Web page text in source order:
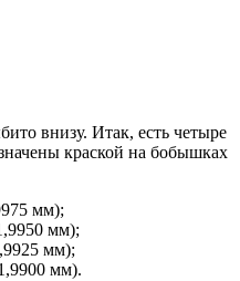
внизу. Итак, есть четыре
краской на бобышках
мм);
мм);
мм);
мм).